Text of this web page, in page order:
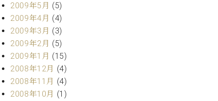
2009年5月 (5)
2009年4月 (4)
2009年3月 (3)
2009年2月 (5)
2009年1月 (15)
2008年12月 (4)
2008年11月 (4)
2008年10月 (1)